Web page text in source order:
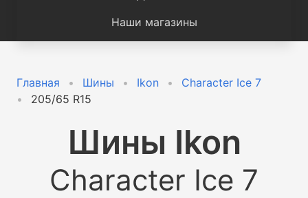
Наши магазины
Главная Шины Ikon
Character Ice 7
205/65 R15
Шины Ikon
Character Ice 7